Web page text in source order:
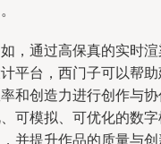
，通过高保真的实时
平台，西门子可以帮
和创造力进行创作与
可模拟、可优化的数
并提升作品的质量与创